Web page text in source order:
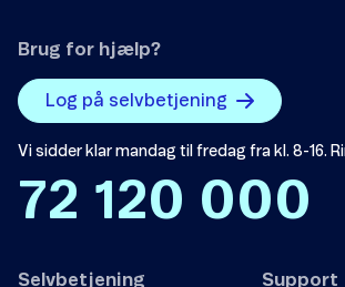
Brug for hjælp?
Log på selvbetjening
Vi sidder klar mandag til fredag fra kl. 8-16.
72 120 000
Selvbetjening Support